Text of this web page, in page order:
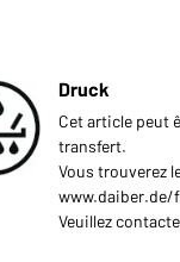
Druck
Cet article peut
transfert.
Vous trouverez
Veuillez